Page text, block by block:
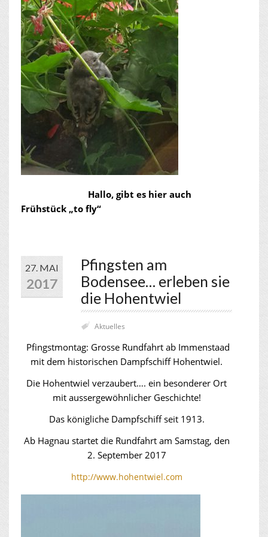
Hallo, gibt es hier auch
Frühstück „to fly“
27. MAI
2017
Pfingsten am
Bodensee… erleben sie
die Hohentwiel
Aktuelles
Pfingstmontag: Grosse Rundfahrt ab Immenstaad
mit dem historischen Dampfschiff Hohentwiel.
Die Hohentwiel verzaubert…. ein besonderer Ort
mit aussergewöhnlicher Geschichte!
Das königliche Dampfschiff seit 1913.
Ab Hagnau startet die Rundfahrt am Samstag, den
2. September 2017
http://www.hohentwiel.com